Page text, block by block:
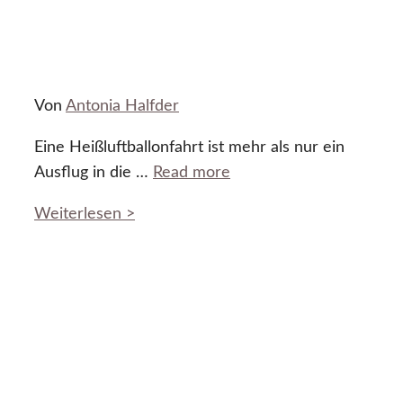
Von Antonia Halfder
Eine Heißluftballonfahrt ist mehr als nur ein
Ausflug in die … Read more
Weiterlesen >